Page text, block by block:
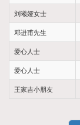
刘曦娅女士
邓进甫先生
爱心人士
爱心人士
王家吉小朋友